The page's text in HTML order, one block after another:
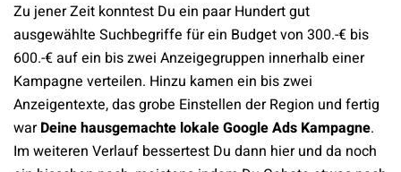
Zu jener Zeit konntest Du ein paar Hundert gut
ausgewählte Suchbegriffe für ein Budget von 300.-€ bis
600.-€ auf ein bis zwei Anzeigegruppen innerhalb einer
Kampagne verteilen. Hinzu kamen ein bis zwei
Anzeigentexte, das grobe Einstellen der Region und fertig
warDeine hausgemachte lokale Google Ads Kampagne.
Im weiteren Verlauf bessertest Du dann hier und da noch